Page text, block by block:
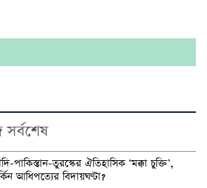
সর্বশেষ
পাকিস্তান-তুরস্কের ঐতিহাসিক ‘মক্কা চুক্তি’,
আধিপত্যের বিদায়ঘণ্টা?